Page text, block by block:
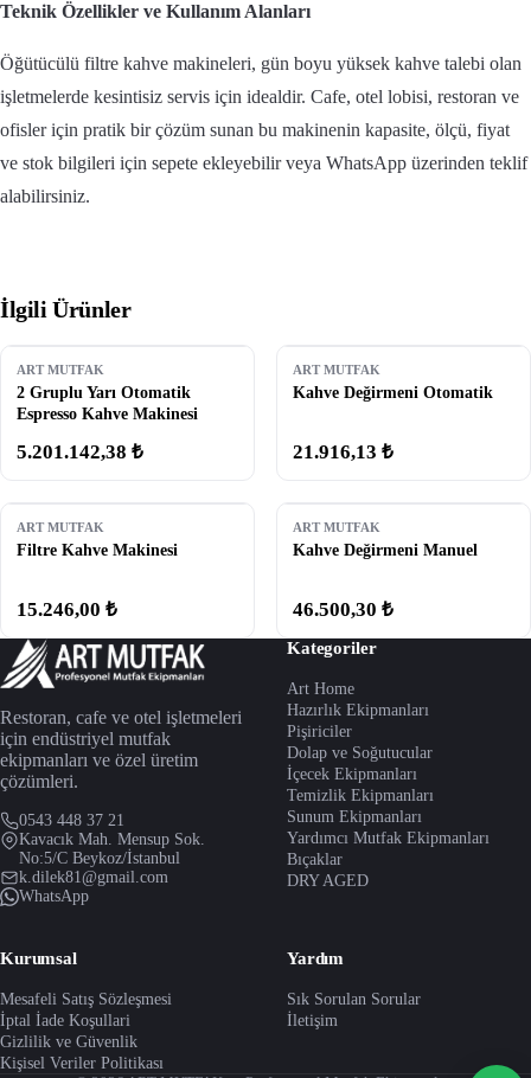
Teknik Özellikler ve Kullanım Alanları
Öğütücülü filtre kahve makineleri, gün boyu yüksek kahve talebi olan
işletmelerde kesintisiz servis için idealdir. Cafe, otel lobisi, restoran ve
ofisler için pratik bir çözüm sunan bu makinenin kapasite, ölçü, fiyat
ve stok bilgileri için sepete ekleyebilir veya WhatsApp üzerinden teklif
alabilirsiniz.
İlgili Ürünler
ART MUTFAK
2 Gruplu Yarı Otomatik
Espresso Kahve Makinesi
5.201.142,38 ₺
ART MUTFAK
Kahve Değirmeni Otomatik
21.916,13 ₺
ART MUTFAK
Filtre Kahve Makinesi
15.246,00 ₺
ART MUTFAK
Kahve Değirmeni Manuel
46.500,30 ₺
Restoran, cafe ve otel işletmeleri
için endüstriyel mutfak
ekipmanları ve özel üretim
çözümleri.
0543 448 37 21
Kavacık Mah. Mensup Sok.
No:5/C Beykoz/İstanbul
k.dilek81@gmail.com
WhatsApp
Kategoriler
Art Home
Hazırlık Ekipmanları
Pişiriciler
Dolap ve Soğutucular
İçecek Ekipmanları
Temizlik Ekipmanları
Sunum Ekipmanları
Yardımcı Mutfak Ekipmanları
Bıçaklar
DRY AGED
Kurumsal
Mesafeli Satış Sözleşmesi
İptal İade Koşullari
Gizlilik ve Güvenlik
Kişisel Veriler Politikası
Yardım
Sık Sorulan Sorular
İletişim